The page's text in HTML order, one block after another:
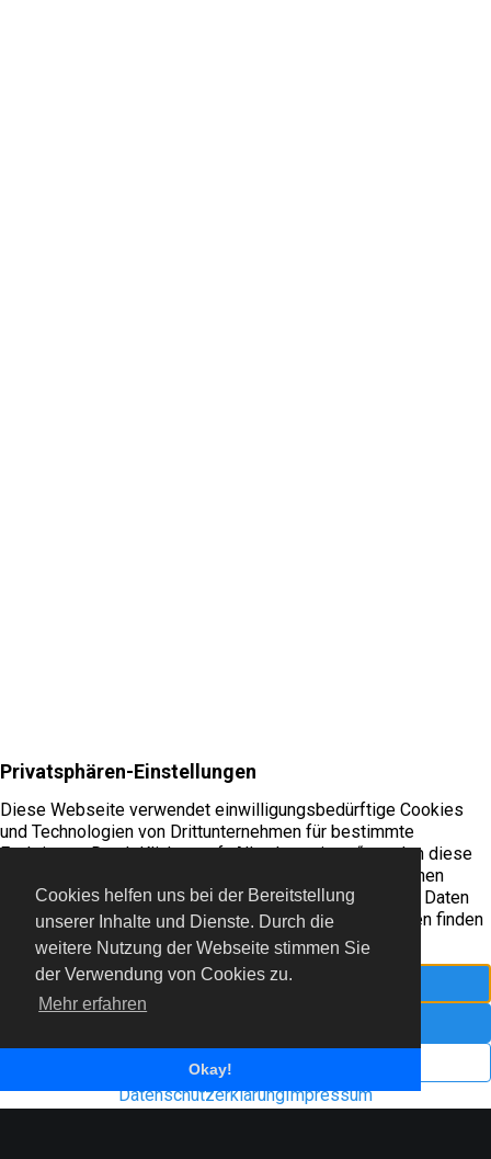
Cookies helfen uns bei der Bereitstellung
unserer Inhalte und Dienste. Durch die
weitere Nutzung der Webseite stimmen Sie
der Verwendung von Cookies zu.
Mehr erfahren
Okay!
© 2022 Freiflieger Niederrhein e.V.
Impressum Datenschutzerklärung